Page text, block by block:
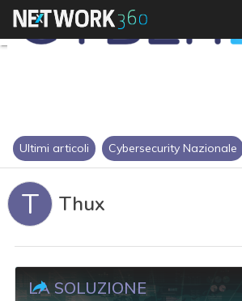
Ultimi articoli Cybersecurity Nazionale
T Thux
LA SOLUZIONE